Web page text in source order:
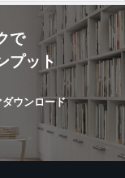
で
プット
ウンロード